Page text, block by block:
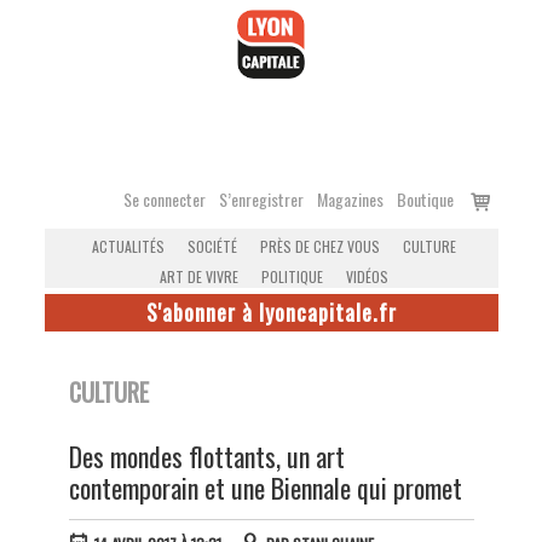
Se connecter S’enregistrer Magazines Boutique
Voir
ACTUALITÉS SOCIÉTÉ PRÈS DE CHEZ VOUS
CULTURE
ART DE VIVRE
POLITIQUE VIDÉOS
S'abonner à lyoncapitale.fr
CULTURE
Des mondes flottants, un art
contemporain et une Biennale qui promet